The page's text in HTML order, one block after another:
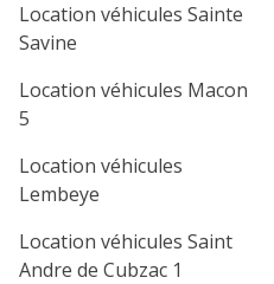
7 8
15
Location véhicules Sainte
Savine
Location véhicules Macon
5
Location véhicules
Lembeye
Location véhicules Saint
Andre de Cubzac 1